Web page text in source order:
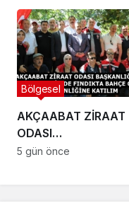
AKÇAABAT ZİRAAT
ODASI
BAŞKANLIĞINDAN
Bölgesel
5 gün önce